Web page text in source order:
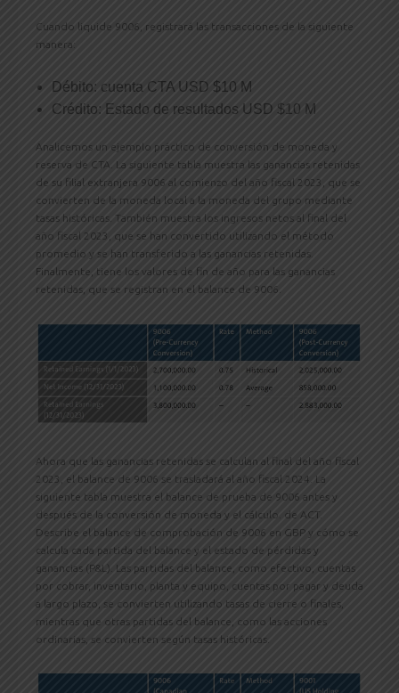
Cuando liquide 9006, registrará las transacciones de la siguiente
manera:
Débito: cuenta CTA USD $10 M
Crédito: Estado de resultados USD $10 M
Analicemos un ejemplo práctico de conversión de moneda y
reserva de CTA. La siguiente tabla muestra las ganancias retenidas
de su filial extranjera 9006 al comienzo del año fiscal 2023, que se
convierten de la moneda local a la moneda del grupo mediante
tasas históricas. También muestra los ingresos netos al final del
año fiscal 2023, que se han convertido utilizando el método
promedio y se han transferido a las ganancias retenidas.
Finalmente, tiene los valores de fin de año para las ganancias
retenidas, que se registran en el balance de 9006.
Ahora que las ganancias retenidas se calculan al final del año fiscal
2023, el balance de 9006 se trasladará al año fiscal 2024. La
siguiente tabla muestra el balance de prueba de 9006 antes y
después de la conversión de moneda y el cálculo. de ACT.
Describe el balance de comprobación de 9006 en GBP y cómo se
calcula cada partida del balance y el estado de pérdidas y
ganancias (P&L). Las partidas del balance, como efectivo, cuentas
por cobrar, inventario, planta y equipo, cuentas por pagar y deuda
a largo plazo, se convierten utilizando tasas de cierre o finales,
mientras que otras partidas del balance, como las acciones
ordinarias, se convierten según tasas históricas.